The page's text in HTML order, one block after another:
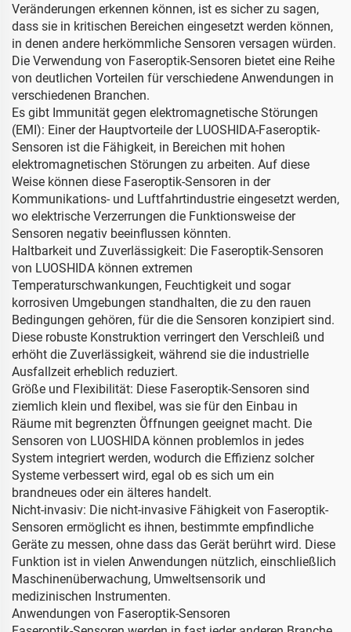
Veränderungen erkennen können, ist es sicher zu sagen,
dass sie in kritischen Bereichen eingesetzt werden können,
in denen andere herkömmliche Sensoren versagen würden.
Die Verwendung von Faseroptik-Sensoren bietet eine Reihe
von deutlichen Vorteilen für verschiedene Anwendungen in
verschiedenen Branchen.
Es gibt Immunität gegen elektromagnetische Störungen
(EMI): Einer der Hauptvorteile der LUOSHIDA-Faseroptik-
Sensoren ist die Fähigkeit, in Bereichen mit hohen
elektromagnetischen Störungen zu arbeiten. Auf diese
Weise können diese Faseroptik-Sensoren in der
Kommunikations- und Luftfahrtindustrie eingesetzt werden,
wo elektrische Verzerrungen die Funktionsweise der
Sensoren negativ beeinflussen könnten.
Haltbarkeit und Zuverlässigkeit: Die Faseroptik-Sensoren
von LUOSHIDA können extremen
Temperaturschwankungen, Feuchtigkeit und sogar
korrosiven Umgebungen standhalten, die zu den rauen
Bedingungen gehören, für die die Sensoren konzipiert sind.
Diese robuste Konstruktion verringert den Verschleiß und
erhöht die Zuverlässigkeit, während sie die industrielle
Ausfallzeit erheblich reduziert.
Größe und Flexibilität: Diese Faseroptik-Sensoren sind
ziemlich klein und flexibel, was sie für den Einbau in
Räume mit begrenzten Öffnungen geeignet macht. Die
Sensoren von LUOSHIDA können problemlos in jedes
System integriert werden, wodurch die Effizienz solcher
Systeme verbessert wird, egal ob es sich um ein
brandneues oder ein älteres handelt.
Nicht-invasiv: Die nicht-invasive Fähigkeit von Faseroptik-
Sensoren ermöglicht es ihnen, bestimmte empfindliche
Geräte zu messen, ohne dass das Gerät berührt wird. Diese
Funktion ist in vielen Anwendungen nützlich, einschließlich
Maschinenüberwachung, Umweltsensorik und
medizinischen Instrumenten.
Anwendungen von Faseroptik-Sensoren